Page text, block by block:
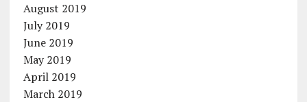
August 2019
July 2019
June 2019
May 2019
April 2019
March 2019